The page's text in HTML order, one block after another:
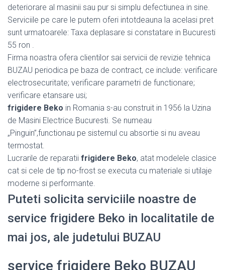
deteriorare al masinii sau pur si simplu defectiunea in sine.
Serviciile pe care le putem oferi intotdeauna la acelasi pret
sunt urmatoarele: Taxa deplasare si constatare in Bucuresti
55 ron .
Firma noastra ofera clientilor sai servicii de revizie tehnica
BUZAU periodica pe baza de contract, ce include: verificare
electrosecuritate; verificare parametri de functionare;
verificare etansare usi;
frigidere Beko in Romania s-au construit in 1956 la Uzina
de Masini Electrice Bucuresti. Se numeau
„Pinguin”,functionau pe sistemul cu absortie si nu aveau
termostat.
Lucrarile de reparatii frigidere Beko, atat modelele clasice
cat si cele de tip no-frost se executa cu materiale si utilaje
moderne si performante.
Puteti solicita serviciile noastre de
service frigidere Beko in localitatile de
mai jos, ale judetului BUZAU
service frigidere Beko BUZAU